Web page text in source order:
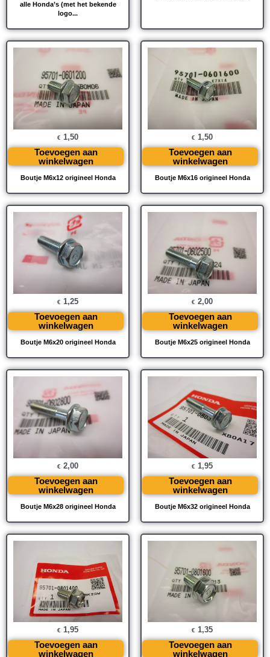
alle Honda’s (met het bekende
logo...
Boutje M6x12 origineel Honda
€ 1,50
Toevoegen aan
winkelwagen
Boutje M6x16 origineel Honda
€ 1,50
Toevoegen aan
winkelwagen
Boutje M6x20 origineel Honda
€ 1,25
Toevoegen aan
winkelwagen
Boutje M6x25 origineel Honda
€ 2,00
Toevoegen aan
winkelwagen
Boutje M6x28 origineel Honda
€ 2,00
Toevoegen aan
winkelwagen
Boutje M6x32 origineel Honda
€ 1,95
Toevoegen aan
winkelwagen
€ 1,95
Toevoegen aan
winkelwagen
€ 1,35
Toevoegen aan
winkelwagen